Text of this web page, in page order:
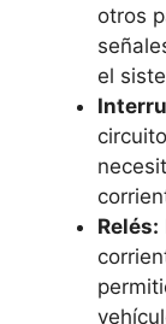
otros
el
Relés: